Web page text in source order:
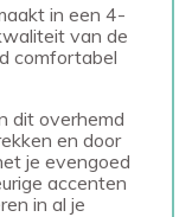
in een 4-
van de
comfortabel
dit overhemd
en door
je evengoed
accenten
in al je